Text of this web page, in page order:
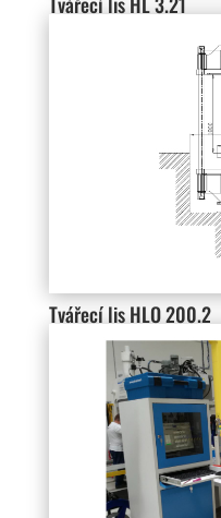
Tvářecí lis HLO 200.2